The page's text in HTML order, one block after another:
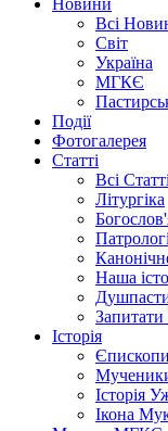
Всі
Світ
Україна
МГКЄ
Події
Фотогалерея
Статті
Всі Статті
Літургіка
Наша
Історія
Історія
Ікона